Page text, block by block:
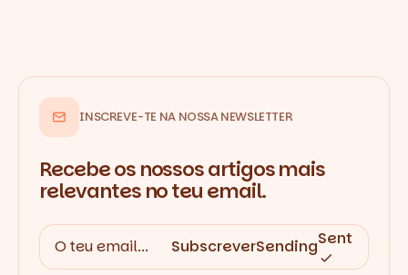
INSCREVE-TE NA NOSSA NEWSLETTER
Recebe os nossos artigos mais
relevantes no teu email.
SubscreverSendingSent